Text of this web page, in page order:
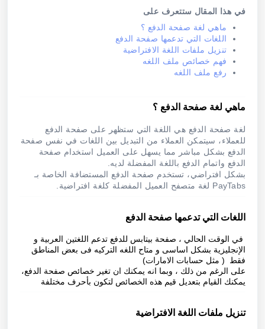
في هذا المقال ستتعرف على
ماهي لغة صفحة الدفع ؟
اللغات التي تدعمها صفحة الدفع
تنزيل ملفات اللغة الافتراضية
فهم خصائص ملف اللغه
رفع ملف اللغه
ماهي لغة صفحة الدفع ؟
لغة صفحة الدفع هي اللغة التي ستظهر على صفحة الدفع
للعملاء، سيتمكن العملاء من التبديل بين اللغات في نفس صفحة
الدفع بشكل مباشر مما يسهل على العميل استخدام صفحة
الدفع واتمام الدفع باللغة المفضلة لديه.
بشكل افتراضي، تستخدم صفحة الدفع المستضافة الخاصة بـ
PayTabsلغة متصفح العميل المفضلة كلغة افتراضية.
اللغات التي تدعمها صفحة الدفع
في الوقت الحالي ، صفحة بيتابس للدفع تدعم اللغتين العربية و
الإنجليزية بشكل اساسى و متاح اللغه التركيه فى بعض المناطق
فقط ( مثل حسابات الامارات)
على الرغم من ذلك ، وبما انه يمكنك ان تغير خصائص صفحة الدفع،
يمكنك القيام بتعديل قيم هذه الخصائص لتكون بأحرف مختلفة
تنزيل ملفات اللغة الافتراضية